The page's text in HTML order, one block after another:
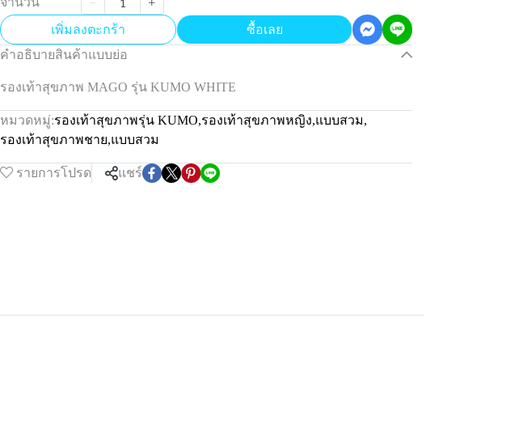
เพิ่มลงตะกร้า
ซื้อเลย
คำอธิบายสินค้าแบบย่อ
รองเท้าสุขภาพ MAGO รุ่น KUMO WHITE
หมวดหมู่:รองเท้าสุขภาพรุ่น KUMO,รองเท้าสุขภาพหญิง,แบบสวม,
รองเท้าสุขภาพชาย,แบบสวม
รายการโปรด แชร์